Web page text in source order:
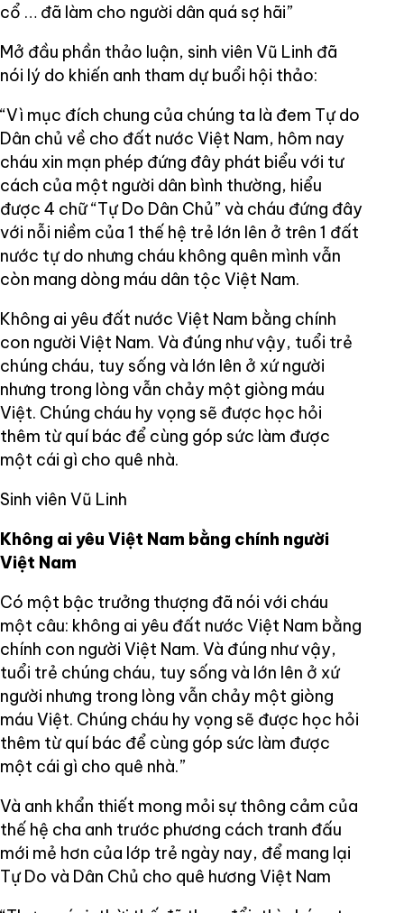
cổ … đã làm cho người dân quá sợ hãi”
Mở đầu phần thảo luận, sinh viên Vũ Linh đã
nói lý do khiến anh tham dự buổi hội thảo:
“Vì mục đích chung của chúng ta là đem Tự do
Dân chủ về cho đất nước Việt Nam, hôm nay
cháu xin mạn phép đứng đây phát biểu với tư
cách của một người dân bình thường, hiểu
được 4 chữ “Tự Do Dân Chủ” và cháu đứng đây
với nỗi niềm của 1 thế hệ trẻ lớn lên ở trên 1 đất
nước tự do nhưng cháu không quên mình vẫn
còn mang dòng máu dân tộc Việt Nam.
Không ai yêu đất nước Việt Nam bằng chính
con người Việt Nam. Và đúng như vậy, tuổi trẻ
chúng cháu, tuy sống và lớn lên ở xứ người
nhưng trong lòng vẫn chảy một giòng máu
Việt. Chúng cháu hy vọng sẽ được học hỏi
thêm từ quí bác để cùng góp sức làm được
một cái gì cho quê nhà.
Sinh viên Vũ Linh
Không ai yêu Việt Nam bằng chính người
Việt Nam
Có một bậc trưởng thượng đã nói với cháu
một câu: không ai yêu đất nước Việt Nam bằng
chính con người Việt Nam. Và đúng như vậy,
tuổi trẻ chúng cháu, tuy sống và lớn lên ở xứ
người nhưng trong lòng vẫn chảy một giòng
máu Việt. Chúng cháu hy vọng sẽ được học hỏi
thêm từ quí bác để cùng góp sức làm được
một cái gì cho quê nhà.”
Và anh khẩn thiết mong mỏi sự thông cảm của
thế hệ cha anh trước phương cách tranh đấu
mới mẻ hơn của lớp trẻ ngày nay, để mang lại
Tự Do và Dân Chủ cho quê hương Việt Nam